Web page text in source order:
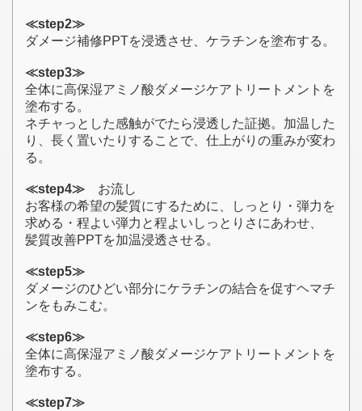
≪step2≫
ダメージ補修PPTを浸透させ、ケラチンを塗布する。
≪step3≫
全体に高保湿アミノ酸ダメージケアトリートメントを
塗布する。
ネチャっとした感触がでたら浸透した証拠。加温した
り、長く置いたりすることで、仕上がりの重みが変わ
る。
≪step4≫ お流し
お客様の希望の髪質にするために、しっとり・弾力を
求める・程よい弾力と程よいしっとりさにあわせ、
髪質改善PPTを加温浸透させる。
≪step5≫
ダメージのひどい部分にケラチンの結合を促すヘマチ
ンをもみこむ。
≪step6≫
全体に高保湿アミノ酸ダメージケアトリートメントを
塗布する。
≪step7≫